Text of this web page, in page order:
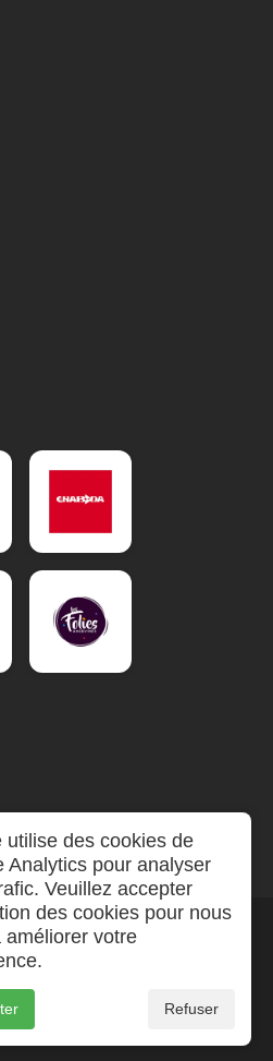
utilise des cookies de
Analytics pour analyser
Veuillez accepter
des cookies pour nous
améliorer votre
Refuser